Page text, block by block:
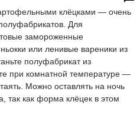
клёцками — очень
Для
замороженные
или ленивые вареники из
полуфабрикат из
при комнатной температуре —
Можно оставлять на ночь
так как форма клёцек в этом